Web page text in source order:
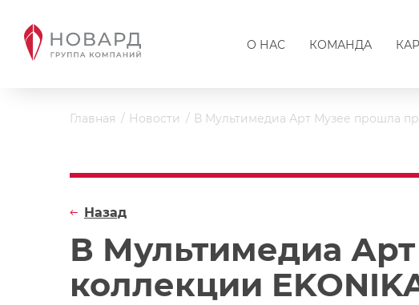
О НАС КОМАНДА
Главная Новости В Мультимедиа Арт Музее прошла
В Мультимедиа
коллекции
Назад